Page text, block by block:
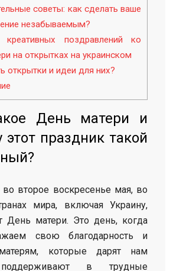
советы: как сделать ваше
незабываемым?
поздравлений ко
на открытках на украинском
открытки и идеи для них?
День матери и
этот праздник такой
во второе воскресенье мая, во
мира, включая Украину,
День матери. Это день, когда
свою благодарность и
которые дарят нам
в трудные